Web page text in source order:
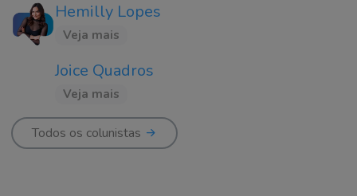
Hemilly Lopes
Veja mais
Joice Quadros
Veja mais
Todos os colunistas